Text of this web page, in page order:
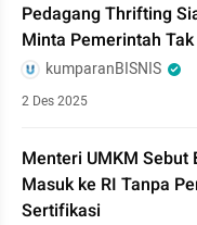
Pedagang Thrifting
Minta Pemerintah
kumparanBISNIS
2 Des 2025
Menteri UMKM Sebut
Masuk ke RI Tanpa
Sertifikasi